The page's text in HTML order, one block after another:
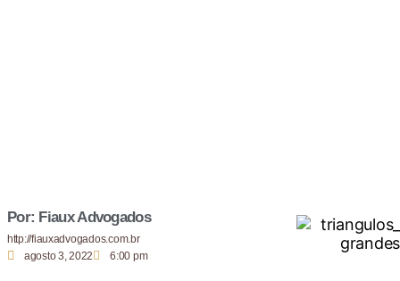
Por: Fiaux Advogados
http://fiauxadvogados.com.br
agosto 3, 2022
6:00 pm